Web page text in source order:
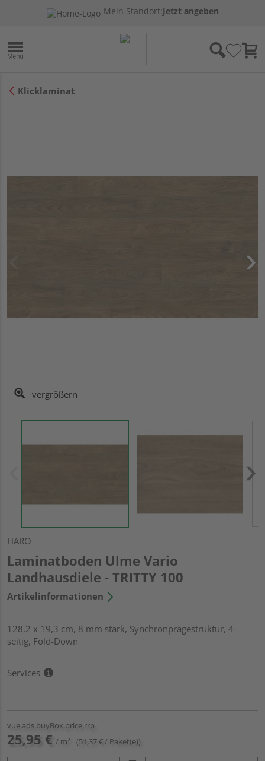
Mein Standort:Jetzt angeben
Klicklaminat
vergrößern
HARO
Laminatboden Ulme Vario
Landhausdiele - TRITTY 100
Artikelinformationen
128,2 x 19,3 cm, 8 mm stark, Synchronprägestruktur, 4-
seitig, Fold-Down
Services
vue.ads.buyBox.price.rrp
25,95 € / m² (51,37 € / Paket(e))